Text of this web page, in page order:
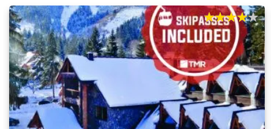
80%
% of100